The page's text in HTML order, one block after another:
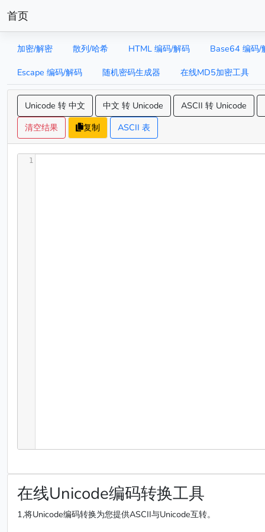
首页
加密/解密 散列/哈希 HTML 编码/解码
Base64 编码/
Escape 编码/解码
随机密码生成器 在线MD5加密工具
Unicode 转 中文 中文 转 Unicode ASCII 转 Unicode
清空结果
复制 ASCII 表
1
在线Unicode编码转换工具
1,将Unicode编码转换为您提供ASCII与Unicode互转。